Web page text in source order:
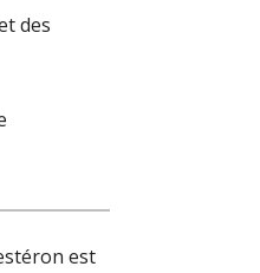
des
est